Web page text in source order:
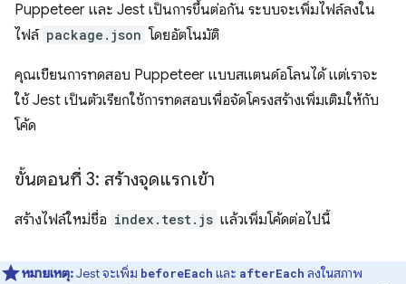
Puppeteer และ Jest เป็นการขึ้นต่อกัน ระบบจะเพิ่มไฟล์ลงใน
ไฟล์ package.json โดยอัตโนมัติ
คุณเขียนการทดสอบ Puppeteer แบบสแตนด์อโลนได้ แต่เราจะ
ใช้ Jest เป็นตัวเรียกใช้การทดสอบเพื่อจัดโครงสร้างเพิ่มเติมให้กับ
โค้ด
ขั้นตอนที่ 3: สร้างจุดแรกเข้า
สร้างไฟล์ใหม่ชื่อ index.test.js แล้วเพิ่มโค้ดต่อไปนี้
หมายเหตุ:Jest จะเพิ่ม beforeEach และ afterEach ลงในสภาพ